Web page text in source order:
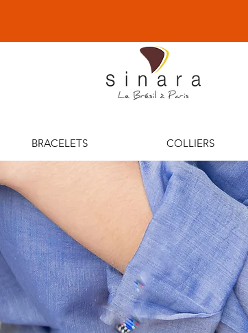
BRACELETS COLLIERS